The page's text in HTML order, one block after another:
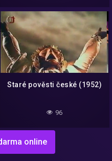
Staré pověsti české (1952)
96
online